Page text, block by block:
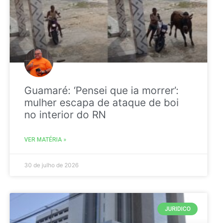
Guamaré: ‘Pensei que ia morrer’:
mulher escapa de ataque de boi
no interior do RN
VER MATÉRIA »
30 de julho de 2026
JURIDICO